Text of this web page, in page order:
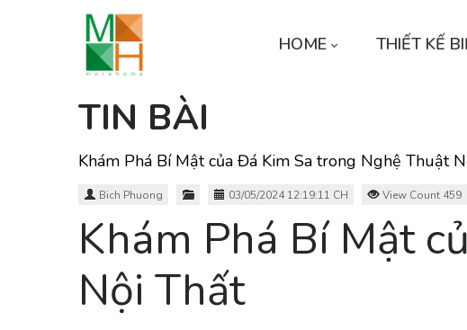
HOME THIẾT KẾ
TIN BÀI
Khám Phá Bí Mật của Đá Kim Sa trong Nghệ Thuật
Bich Phuong 03/05/2024 12:19:11 CH View Count 459
Khám Phá Bí Mật
Nội Thất